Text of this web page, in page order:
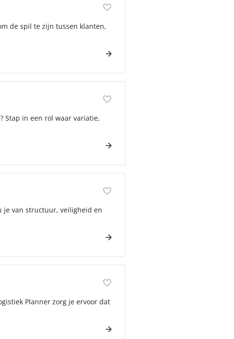
de spil te zijn tussen klanten,
Stap in een rol waar variatie,
je van structuur, veiligheid en
Planner zorg je ervoor dat